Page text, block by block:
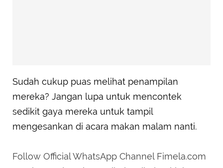
Sudah cukup puas melihat penampilan
mereka? Jangan lupa untuk mencontek
sedikit gaya mereka untuk tampil
mengesankan di acara makan malam nanti.
Follow Official WhatsApp Channel Fimela.com